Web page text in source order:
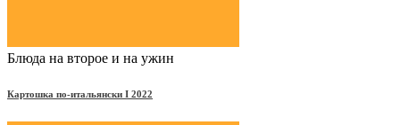
Блюда на второе и на ужин
Картошка по-итальянски Ι 2022